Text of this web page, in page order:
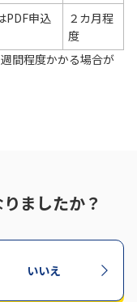
工事・故障情報通知
サービス
PDF申込
２カ月程
度
間程度かかる場合が
ましたか？
いいえ